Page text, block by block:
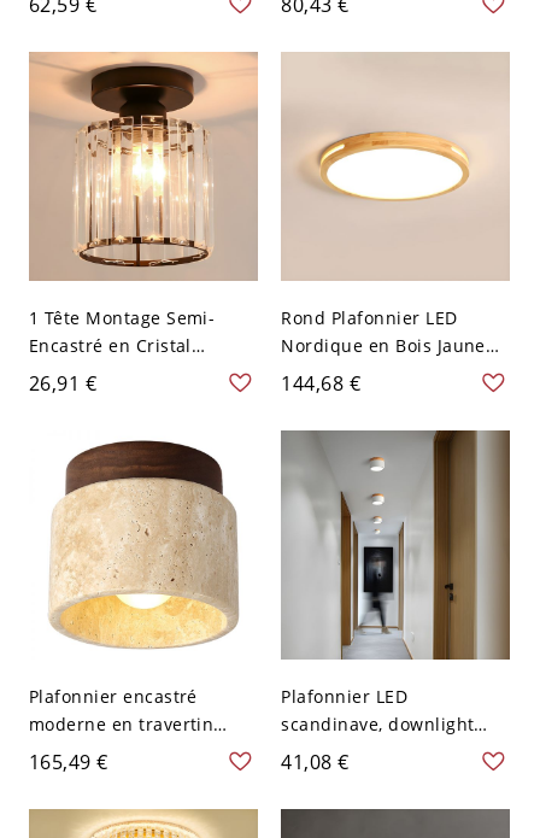
acrylique - Blanc Mat 110
V-120 V 22,86 cm Blanc
Abat-Jour en Verre - 110
V-120 V Cylindre
1 Tête Montage Semi-
Encastré en Cristal
Moderne Semi-Plafonnier
pour Couloir - 110 V-120 V
26,91 €
Rond Plafonnier LED
Nordique en Bois Jaune
Luminaire Encastré pour
Chambre - Jaune 110 V-
120 V 30,48 cm Naturel
144,68 €
Plafonnier encastré
moderne en travertin
organique, luminaire de
plafond cylindrique en
bois massif style Japandi
165,49 €
Plafonnier LED
scandinave, downlight
cylindrique rond en saillie
avec accent en bois - 110
V-120 V Blanc Blanc
41,08 €